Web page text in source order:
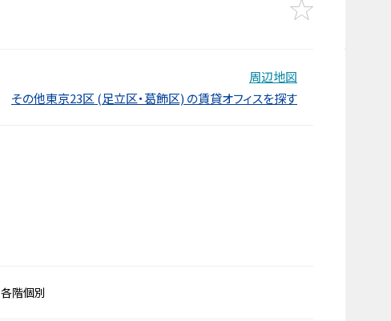
周辺地図
その他東京23区 (足立区・葛飾区) の賃貸オフィスを探す
各階個別